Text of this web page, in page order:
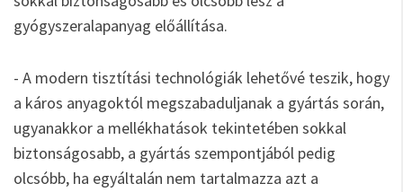
gyógyszeralapanyag előállítása.
- A modern tisztítási technológiák lehetővé teszik, hogy
a káros anyagoktól megszabaduljanak a gyártás során,
ugyanakkor a mellékhatások tekintetében sokkal
biztonságosabb, a gyártás szempontjából pedig
olcsóbb, ha egyáltalán nem tartalmazza azt a